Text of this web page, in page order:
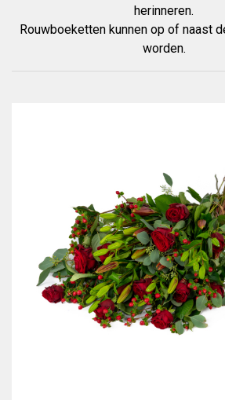
herinneren.
Rouwboeketten kunnen op of naast
worden.